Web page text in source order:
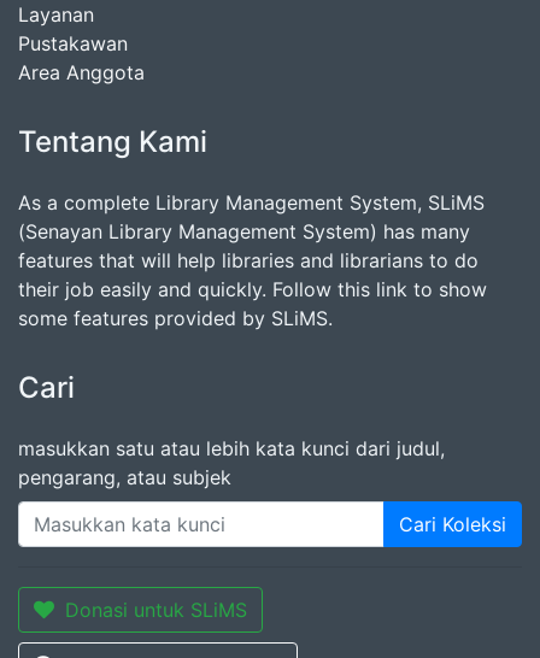
Layanan
Pustakawan
Area Anggota
Tentang Kami
As a complete Library Management System, SLiMS
(Senayan Library Management System) has many
features that will help libraries and librarians to do
their job easily and quickly. Follow this link to show
some features provided by SLiMS.
Cari
masukkan satu atau lebih kata kunci dari judul,
pengarang, atau subjek
Cari Koleksi
Donasi untuk SLiMS